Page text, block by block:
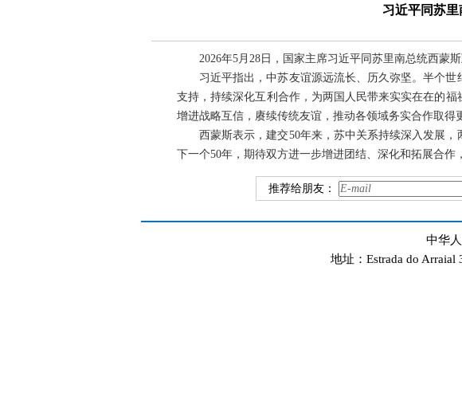
习近平同苏
2026年5月28日，国家主席习近平同苏里南总统西蒙
习近平指出，中苏友谊源远流长、历久弥坚。半个
支持，持续深化互利合作，为两国人民带来实实在在的
增进战略互信，赓续传统友谊，推动各领域务实合作取得
西蒙斯表示，建交50年来，苏中关系持续深入发展
下一个50年，期待双方进一步增进团结、深化和拓展合作
推荐给朋友：
中华
地址：Estrada do Arraial